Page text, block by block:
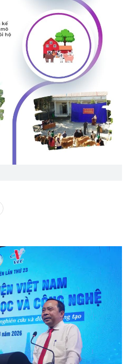
Học và Công Nghệ
khi phát hành lại thông tin từ